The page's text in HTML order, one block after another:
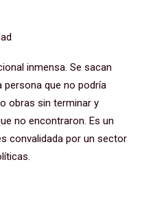
inmensa. Se sacan
persona que no podría
obras sin terminar y
no encontraron. Es un
convalidada por un sector